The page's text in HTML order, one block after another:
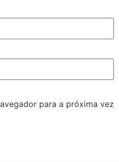
para a próxima vez